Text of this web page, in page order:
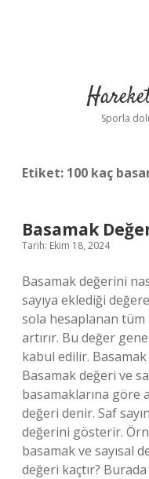
Sporla
Etiket: 100 kaç
Basamak
Tarih: Ekim 18, 2024
Basamak değerini
sayıya eklediği
sola hesaplanan tüm
artırır. Bu değer
kabul edilir.
Basamak değeri ve
basamaklarına göre
değeri denir. Saf
değerini gösterir.
basamak ve sayısal
değeri kaçtır?